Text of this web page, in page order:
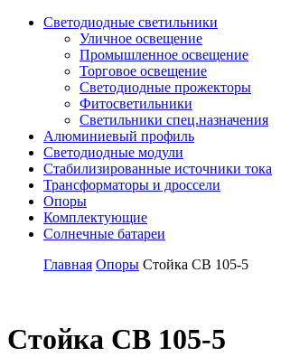
Светодиодные светильники
Уличное освещение
Промышленное освещение
Торговое освещение
Светодиодные прожекторы
Фитосветильники
Светильники спец.назначения
Алюминиевый профиль
Светодиодные модули
Стабилизированные источники тока
Трансформаторы и дроссели
Опоры
Комплектующие
Солнечные батареи
Главная Опоры Стойка СВ 105-5
Стойка СВ 105-5